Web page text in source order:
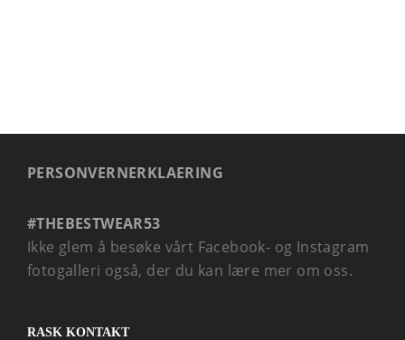
PERSONVERNERKLAERING
#THEBESTWEAR53
Ikke glem å besøke vårt Facebook- og Instagram
fotogalleri også, der du kan lære mer om oss.
RASK KONTAKT